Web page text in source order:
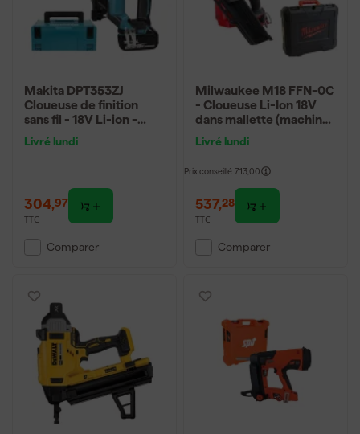
Makita DPT353ZJ
Cloueuse de finition
sans fil - 18V Li-ion -
Livré lundi
304,97
TTC
Comparer
Milwaukee M18 FFN-0C
- Cloueuse Li-Ion 18V
dans mallette (machine
50-90mm
Livré lundi
Prix conseillé 713,00
537,28
TTC
Comparer